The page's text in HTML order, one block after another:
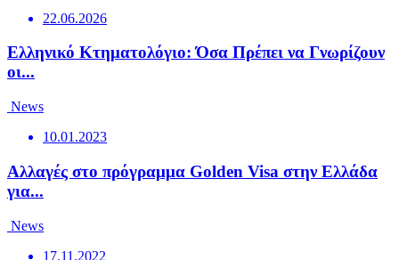
22.06.2026
Ελληνικό Κτηματολόγιο: Όσα Πρέπει να Γνωρίζουν
οι...
News
10.01.2023
Αλλαγές στο πρόγραμμα Golden Visa στην Ελλάδα
για...
News
17.11.2022